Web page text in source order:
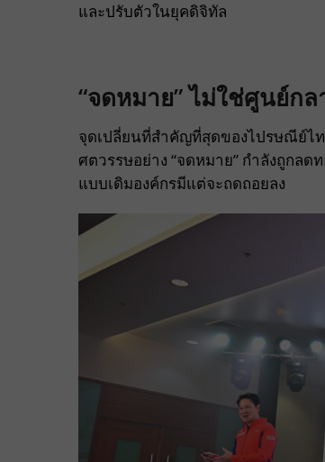
และปรับตัวในยุคดิจิทัล
“จดหมาย” ไม่ใช่ศูนย์ก
จุดเปลี่ยนที่สำคัญที่สุดของไปรษณีย์ไท
ศตวรรษอย่าง “จดหมาย” กำลังถูกล
แบบเดิมองค์กรมีแต่จะถดถอยลง